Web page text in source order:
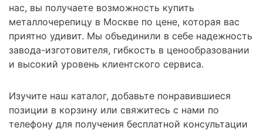
нас, вы получаете возможность купить
металлочерепицу в Москве по цене, которая вас
приятно удивит. Мы объединили в себе надежность
завода-изготовителя, гибкость в ценообразовании
и высокий уровень клиентского сервиса.
Изучите наш каталог, добавьте понравившиеся
позиции в корзину или свяжитесь с нами по
телефону для получения бесплатной консультации